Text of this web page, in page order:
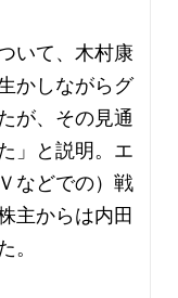
いて、木村康
かしながらグ
が、その見通
」と説明。エ
などでの）戦
主からは内田
。